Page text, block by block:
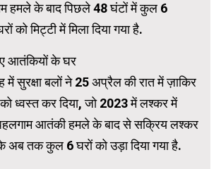
हमले के बाद पिछले 48 घंटों में कुल 6
को मिट्टी में मिला दिया गया है.
आतंकियों के घर
में सुरक्षा बलों ने 25 अप्रैल की रात में ज़ाकिर
ध्वस्त कर दिया, जो 2023 में लश्कर में
आतंकी हमले के बाद से सक्रिय लश्कर
अब तक कुल 6 घरों को उड़ा दिया गया है.